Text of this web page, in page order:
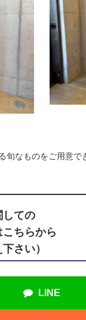
旬なものをご用意で
しての
ちらから
さい）
LINE